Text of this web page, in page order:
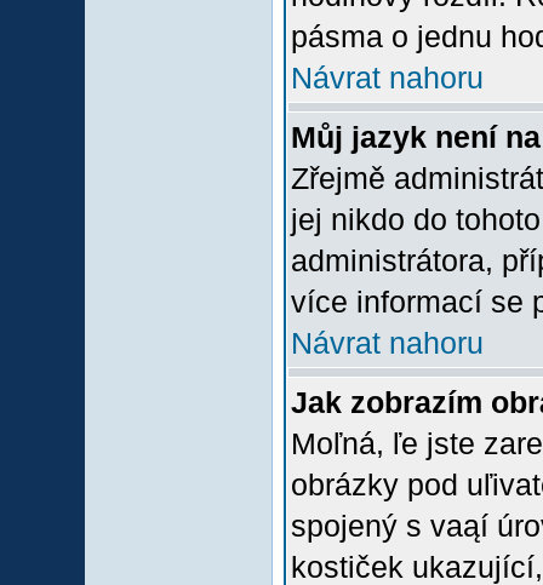
pásma o jednu
Návrat nahoru
Můj jazyk není
Zřejmě
jej nikdo do
administrátora,
více informací se
Návrat nahoru
Jak zobrazím
Moľná, ľe jste
obrázky pod
spojený s vaąí
kostiček